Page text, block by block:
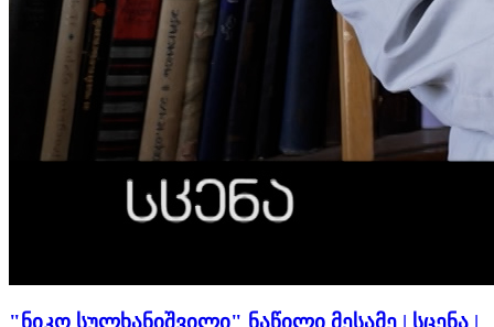
"ნიკო სულხანიშვილი" ნაწილი მესამე | სცენა |